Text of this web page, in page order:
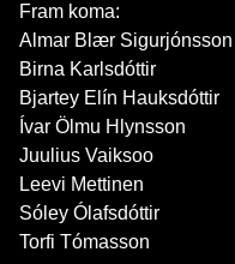
Fram koma:
Almar Blær Sigurjónsson
Birna Karlsdóttir
Bjartey Elín Hauksdóttir
Ívar Ölmu Hlynsson
Juulius Vaiksoo
Leevi Mettinen
Sóley Ólafsdóttir
Torfi Tómasson